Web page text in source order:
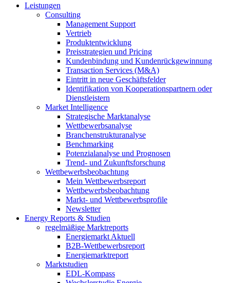
Leistungen
Consulting
Management Support
Vertrieb
Produktentwicklung
Preisstrategien und Pricing
Kundenbindung und Kundenrückgewinnung
Transaction Services (M&A)
Eintritt in neue Geschäftsfelder
Identifikation von Kooperationspartnern oder
Dienstleistern
Market Intelligence
Strategische Marktanalyse
Wettbewerbsanalyse
Branchenstrukturanalyse
Benchmarking
Potenzialanalyse und Prognosen
Trend- und Zukunftsforschung
Wettbewerbs­beobachtung
Mein Wettbewerbsreport
Wettbewerbsbeobachtung
Markt- und Wettbewerbsprofile
Newsletter
Energy Reports & Studien
regelmäßige Marktreports
Energiemarkt Aktuell
B2B-Wettbewerbsreport
Energiemarktreport
Marktstudien
EDL-Kompass